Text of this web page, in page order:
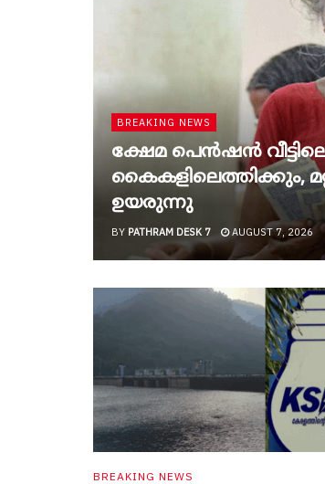
BREAKING NEWS
ക്ഷേമ പെൻഷൻ
കൈകളിലെത്തിക്കും,
ഉയരുന്നു
BY PATHRAM DESK 7 AUGUST 7, 2026
BREAKING NEWS